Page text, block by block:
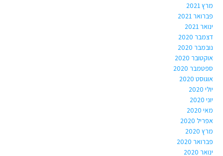
מרץ 2021
פברואר 2021
ינואר 2021
דצמבר 2020
נובמבר 2020
אוקטובר 2020
ספטמבר 2020
אוגוסט 2020
יולי 2020
יוני 2020
מאי 2020
אפריל 2020
מרץ 2020
פברואר 2020
ינואר 2020